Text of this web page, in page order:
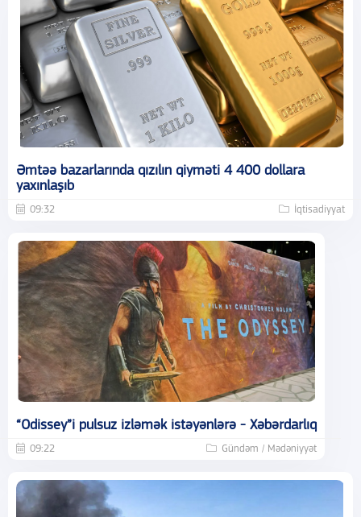
Əmtəə bazarlarında qızılın qiyməti 4 400 dollara
yaxınlaşıb
09:32 İqtisadiyyat
“Odissey”i pulsuz izləmək istəyənlərə - Xəbərdarlıq
09:22 Gündəm / Mədəniyyət